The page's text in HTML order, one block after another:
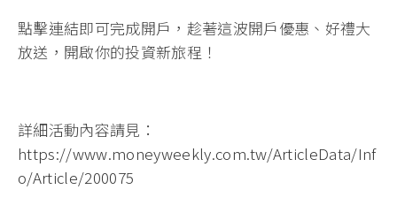
點擊連結即可完成開戶 ，趁著這波開戶優惠、好禮大
放送，開啟你的投資新旅程！
詳細活動內容請見：
https://www.moneyweekly.com.tw/ArticleData/Inf
o/Article/200075